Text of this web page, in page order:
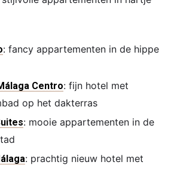
: fancy appartementen in de hippe
Centro: fijn hotel met
op het dakterras
: mooie appartementen in de
: prachtig nieuw hotel met